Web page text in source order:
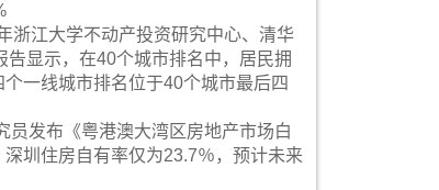
浙江大学不动产投资研究中心、清华
显示，在40个城市排名中，居民拥
一线城市排名位于40个城市最后四
发布《粤港澳大湾区房地产市场白
圳住房自有率仅为23.7％，预计未来